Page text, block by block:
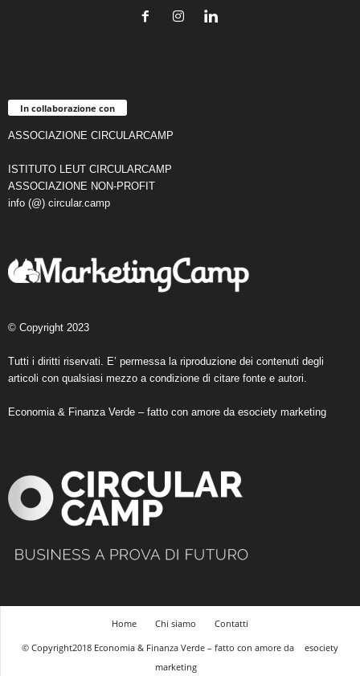
In collaborazione con
ASSOCIAZIONE CIRCULARCAMP
ISTITUTO LEUT CIRCULARCAMP
ASSOCIAZIONE NON-PROFIT
info (@) circular.camp
© Copyright 2023
Tutti i diritti riservati. E’ permessa la riproduzione dei contenuti degli
articoli con qualsiasi mezzo a condizione di citare fonte e autori.
Economia & Finanza Verde – fatto con amore da esociety marketing
Home Chi siamo
Contatti
© Copyright2018 Economia & Finanza Verde – fatto con amore da
esociety
marketing